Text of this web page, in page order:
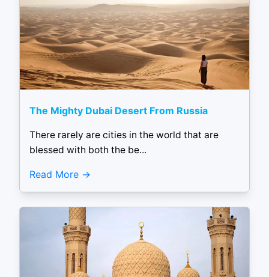
The Mighty Dubai Desert From Russia
There rarely are cities in the world that are
blessed with both the be...
Read More